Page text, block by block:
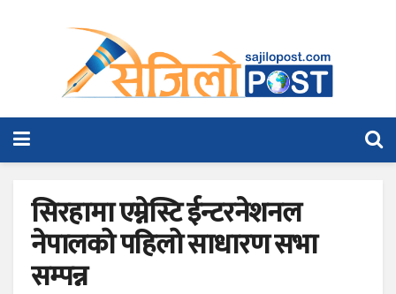
सिरहामा एम्नेस्टि ईन्टरनेशनल
नेपालको पहिलो साधारण सभा
सम्पन्न